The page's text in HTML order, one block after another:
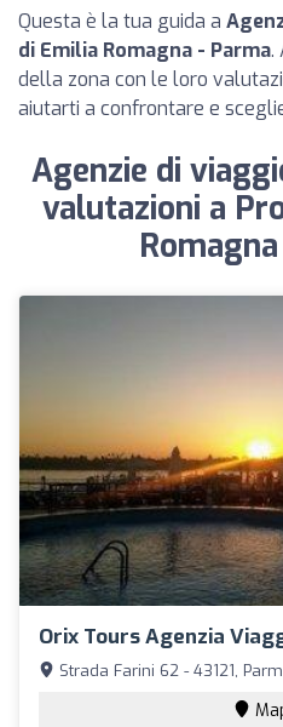
Questa è la tua guida a
di Emilia Romagna - Parma.
della zona con le loro
aiutarti a confrontare e
Agenzie di
valutazioni a
Orix Tours Agenzia
Strada Farini 62 - 43121,